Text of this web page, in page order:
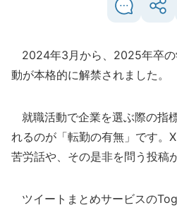
2024年3月から、2025年卒の
動が本格的に解禁されました。
就職活動で企業を選ぶ際の指
れるのが「転勤の有無」です。
苦労話や、その是非を問う投稿
ツイートまとめサービスの